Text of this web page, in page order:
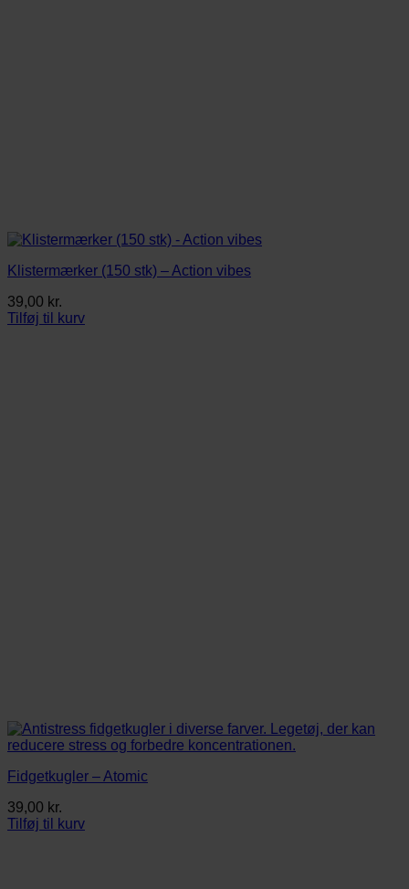
Klistermærker (150 stk) – Action vibes
39,00 kr.
Tilføj til kurv
Fidgetkugler – Atomic
39,00 kr.
Tilføj til kurv